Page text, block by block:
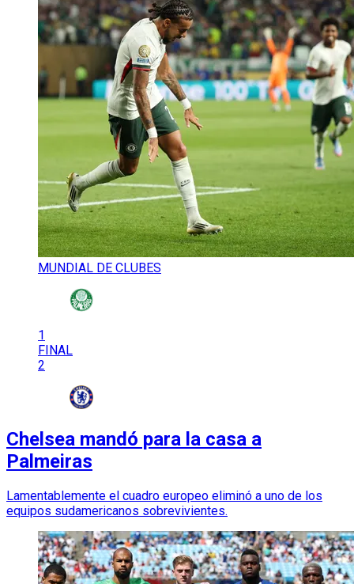
MUNDIAL DE CLUBES
1
FINAL
2
Chelsea mandó para la casa a
Palmeiras
Lamentablemente el cuadro europeo eliminó a uno de los
equipos sudamericanos sobrevivientes.